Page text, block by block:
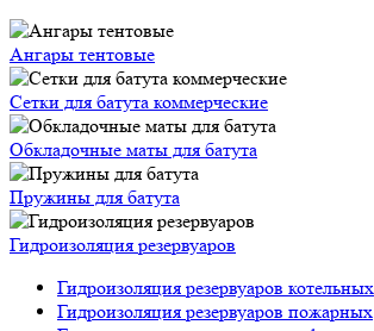
Ангары тентовые
Сетки для батута коммерческие
Обкладочные маты для батута
Пружины для батута
Гидроизоляция резервуаров
Гидроизоляция резервуаров котельных
Гидроизоляция резервуаров пожарных